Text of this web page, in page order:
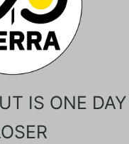
IS ONE DAY